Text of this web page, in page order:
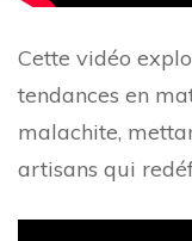
Cette vidéo
tendances en
malachite,
artisans qui